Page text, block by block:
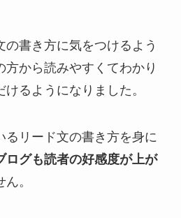
書き方に気をつけるよう
方から読みやすくてわかり
るようになりました。
るリード文の書き方を身に
ログも読者の好感度が上が
。